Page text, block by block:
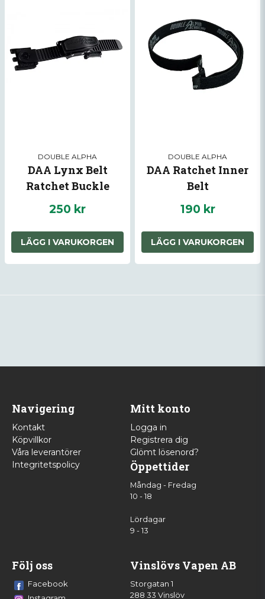
DOUBLE ALPHA
DAA Lynx Belt
Ratchet Buckle
250 kr
LÄGG I VARUKORGEN
DOUBLE ALPHA
DAA Ratchet Inner
Belt
190 kr
LÄGG I VARUKORGEN
Navigering
Kontakt
Köpvillkor
Våra leverantörer
Integritetspolicy
Mitt konto
Logga in
Registrera dig
Glömt lösenord?
Öppettider
Måndag - Fredag
10 - 18
Lördagar
9 - 13
Följ oss
Facebook
Vinslövs Vapen AB
Storgatan 1
288 33 Vinslöv